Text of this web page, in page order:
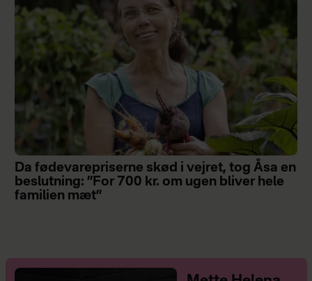
Da fødevarepriserne skød i vejret, tog Åsa en
beslutning: ”For 700 kr. om ugen bliver hele
familien mæt”